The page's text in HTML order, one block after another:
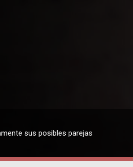
sus posibles parejas